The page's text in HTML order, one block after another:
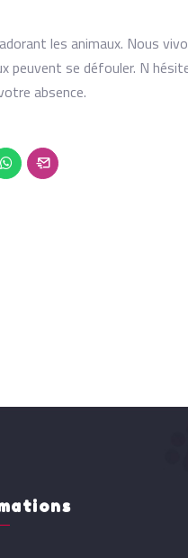
les animaux. Nous
peuvent se défouler. N
absence.